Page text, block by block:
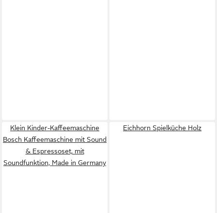
Klein Kinder-Kaffeemaschine
Bosch Kaffeemaschine mit Sound
& Espressoset, mit
Soundfunktion, Made in Germany
Eichhorn Spielküche Holz